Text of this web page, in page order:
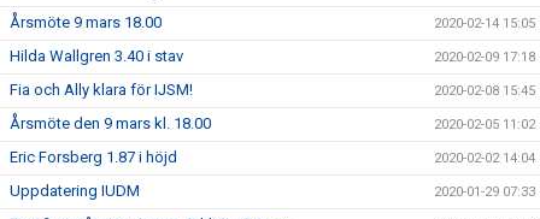
Årsmöte 9 mars 18.00 2020-02-14 15:05
Hilda Wallgren 3.40 i stav 2020-02-09 17:18
Fia och Ally klara för IJSM! 2020-02-08 15:45
Årsmöte den 9 mars kl. 18.00 2020-02-05 11:02
Eric Forsberg 1.87 i höjd 2020-02-02 14:04
Uppdatering IUDM 2020-01-29 07:33